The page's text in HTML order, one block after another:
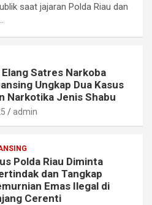
saat jajaran Polda Riau dan
Satres Narkoba
Ungkap Dua Kasus
Narkotika Jenis Shabu
admin
Polda Riau Diminta
dan Tangkap
Emas Ilegal di
Cerenti